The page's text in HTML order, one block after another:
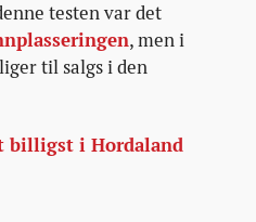
testen var det
, men i
til salgs i den
billigst i Hordaland